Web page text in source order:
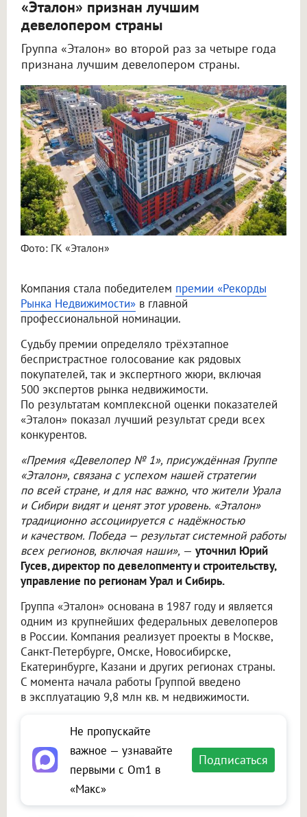
«Эталон» признан лучшим
девелопером страны
Группа «Эталон» во второй раз за четыре года
признана лучшим девелопером страны.
Фото: ГК «Эталон»
Компания стала победителем премии «Рекорды
Рынка Недвижимости» в главной
профессиональной номинации.
Судьбу премии определяло трёхэтапное
беспристрастное голосование как рядовых
покупателей, так и экспертного жюри, включая
500 экспертов рынка недвижимости.
По результатам комплексной оценки показателей
«Эталон» показал лучший результат среди всех
конкурентов.
«Премия «Девелопер № 1», присуждённая Группе
«Эталон», связана с успехом нашей стратегии
по всей стране, и для нас важно, что жители Урала
и Сибири видят и ценят этот уровень. «Эталон»
традиционно ассоциируется с надёжностью
и качеством. Победа — результат системной работы
всех регионов, включая наши», — уточнил Юрий
Гусев, директор по девелопменту и строительству,
управление по регионам Урал и Сибирь.
Группа «Эталон» основана в 1987 году и является
одним из крупнейших федеральных девелоперов
в России. Компания реализует проекты в Москве,
Санкт-Петербурге, Омске, Новосибирске,
Екатеринбурге, Казани и других регионах страны.
С момента начала работы Группой введено
в эксплуатацию 9,8 млн кв. м недвижимости.
Не пропускайте
важное — узнавайте
первыми с Om1 в
«Макс»
Подписаться